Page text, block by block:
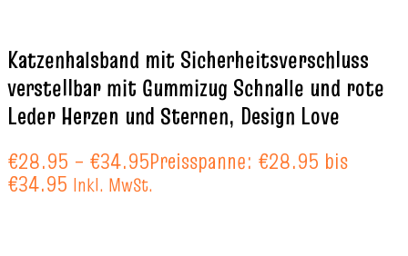
Katzenhalsband mit Sicherheitsverschluss
verstellbar mit Gummizug Schnalle und rote
Leder Herzen und Sternen, Design Love
€28.95 – €34.95Preisspanne: €28.95 bis
€34.95 Inkl. MwSt.